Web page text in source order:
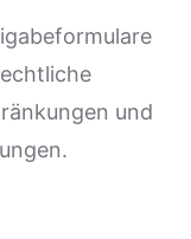
und